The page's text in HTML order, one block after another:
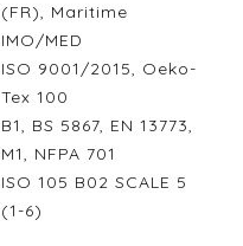
(FR), Maritime
IMO/MED
ISO 9001/2015, Oeko-
Tex 100
B1, BS 5867, EN 13773,
M1, NFPA 701
ISO 105 B02 SCALE 5
(1-6)